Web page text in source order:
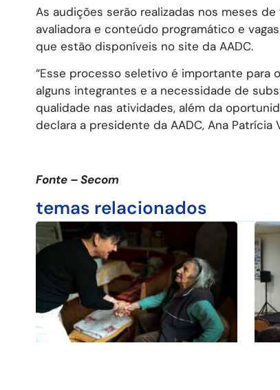
As audições serão realizadas nos meses
avaliadora e conteúdo programático e
que estão disponíveis no site da AADC.
“Esse processo seletivo é importante para
alguns integrantes e a necessidade de
qualidade nas atividades, além da
declara a presidente da AADC, Ana Patrícia
Fonte – Secom
temas relacionados